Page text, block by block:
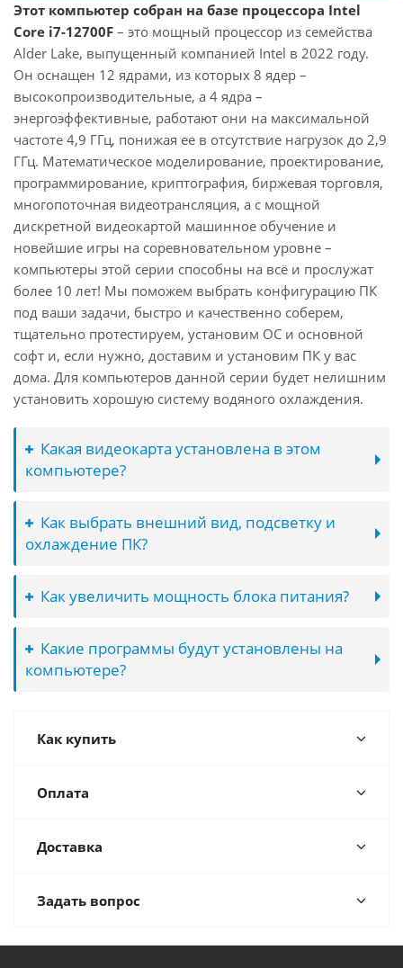
Этот компьютер собран на базе процессора Intel
Core i7-12700F – это мощный процессор из семейства
Alder Lake, выпущенный компанией Intel в 2022 году.
Он оснащен 12 ядрами, из которых 8 ядер –
высокопроизводительные, а 4 ядра –
энергоэффективные, работают они на максимальной
частоте 4,9 ГГц, понижая ее в отсутствие нагрузок до 2,9
ГГц. Математическое моделирование, проектирование,
программирование, криптография, биржевая торговля,
многопоточная видеотрансляция, а с мощной
дискретной видеокартой машинное обучение и
новейшие игры на соревновательном уровне –
компьютеры этой серии способны на всё и прослужат
более 10 лет! Мы поможем выбрать конфигурацию ПК
под ваши задачи, быстро и качественно соберем,
тщательно протестируем, установим ОС и основной
софт и, если нужно, доставим и установим ПК у вас
дома. Для компьютеров данной серии будет нелишним
установить хорошую систему водяного охлаждения.
Какая видеокарта установлена в этом
компьютере?
Как выбрать внешний вид, подсветку и
охлаждение ПК?
Как увеличить мощность блока питания?
Какие программы будут установлены на
компьютере?
Как купить
Оплата
Доставка
Задать вопрос